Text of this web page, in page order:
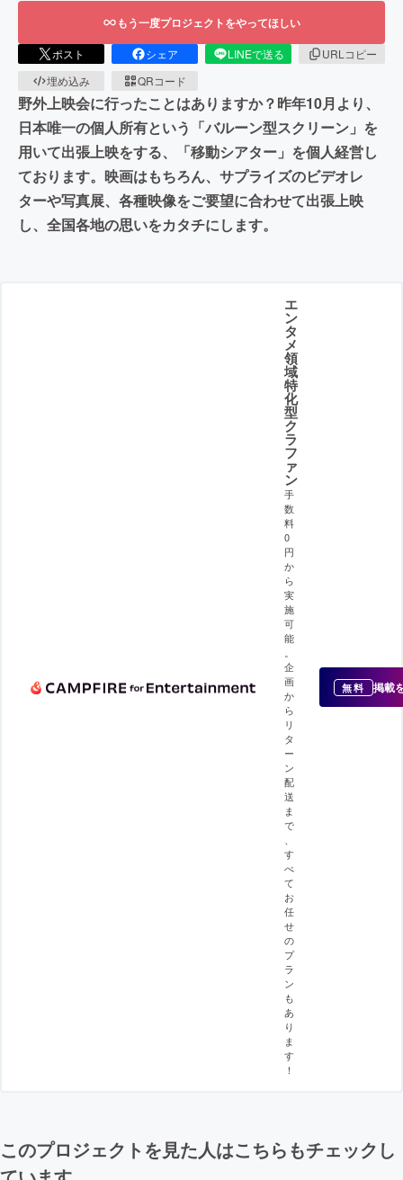
もう一度プロジェクトをやってほしい
ポスト シェア LINEで送る
URLコピー
埋め込み
QRコード
野外上映会に行ったことはありますか？昨年10月より、
日本唯一の個人所有という「バルーン型スクリーン」を
用いて出張上映をする、「移動シアター」を個人経営し
ております。映画はもちろん、サプライズのビデオレ
ターや写真展、各種映像をご要望に合わせて出張上映
し、全国各地の思いをカタチにします。
エ
ン
タ
メ
領
域
特
化
型
ク
ラ
フ
ァ
ン
手
数
料
0
円
か
ら
実
施
可
能
。
企
画
か
ら
リ
タ
ー
ン
配
送
ま
で
、
す
べ
て
お
任
せ
の
プ
ラ
ン
も
あ
り
ま
す
！
無料 掲載
このプロジェクトを見た人はこちらもチェックし